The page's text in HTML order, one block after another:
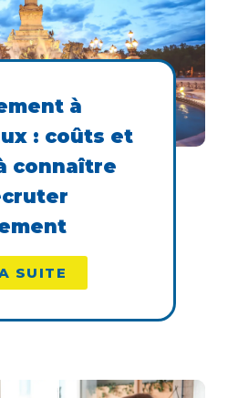
à
: coûts et
connaître
SUITE